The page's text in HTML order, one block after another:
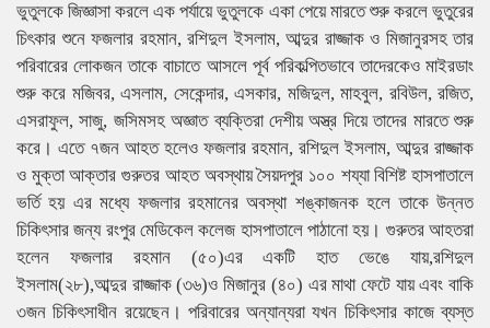
ভুতুলকে জিজ্ঞাসা করলে এক পর্যায়ে ভুতুলকে একা পেয়ে মারতে শুরু করলে ভুতুরের
চিৎকার শুনে ফজলার রহমান, রশিদুল ইসলাম, আব্দুর রাজ্জাক ও মিজানুরসহ তার
পরিবারের লোকজন তাকে বাচাতে আসলে পূর্ব পরিকল্পিতভাবে তাদেরকেও মাইরডাং
শুরু করে মজিবর, এসলাম, সেকেন্দার, এসকার, মজিদুল, মাহবুল, রবিউল, রজিত,
এসরাফুল, সাজু, জসিমসহ অজ্ঞাত ব্যক্তিরা দেশীয় অস্ত্র দিয়ে তাদের মারতে শুরু
করে। এতে ৭জন আহত হলেও ফজলার রহমান, রশিদুল ইসলাম, আব্দুর রাজ্জাক
ও মুক্তা আক্তার গুরুতর আহত অবস্থায় সৈয়দপুর ১০০ শয্যা বিশিষ্ট হাসপাতালে
ভর্তি হয় এর মধ্যে ফজলার রহমানের অবস্থা শঙ্কাজনক হলে তাকে উন্নত
চিকিৎসার জন্য রংপুর মেডিকেল কলেজ হাসপাতালে পাঠানো হয়। গুরুতর আহতরা
হলেন ফজলার রহমান (৫০)এর একটি হাত ভেঙে যায়,রশিদুল
ইসলাম(২৮),আব্দুর রাজ্জাক (৩৬)ও মিজানুর (৪০) এর মাথা ফেটে যায় এবং বাকি
৩জন চিকিৎসাধীন রয়েছেন। পরিবারের অন্যান্যরা যখন চিকিৎসার কাজে ব্যস্ত